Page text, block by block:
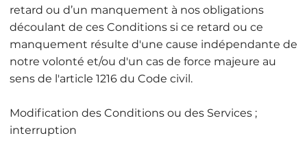
retard ou d’un manquement à nos obligations
découlant de ces Conditions si ce retard ou ce
manquement résulte d'une cause indépendante de
notre volonté et/ou d'un cas de force majeure au
sens de l'article 1216 du Code civil.
Modification des Conditions ou des Services ;
interruption